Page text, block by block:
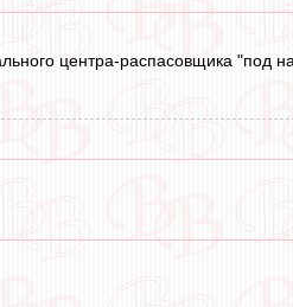
центра-распасовщика "под